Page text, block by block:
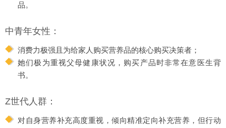
品。
中青年女性：
消费力极强且为给家人购买营养品的核心购买决策者；
她们极为重视父母健康状况，购买产品时非常在意医生背
书。
Z世代人群：
对自身营养补充高度重视，倾向精准定向补充营养，但行动